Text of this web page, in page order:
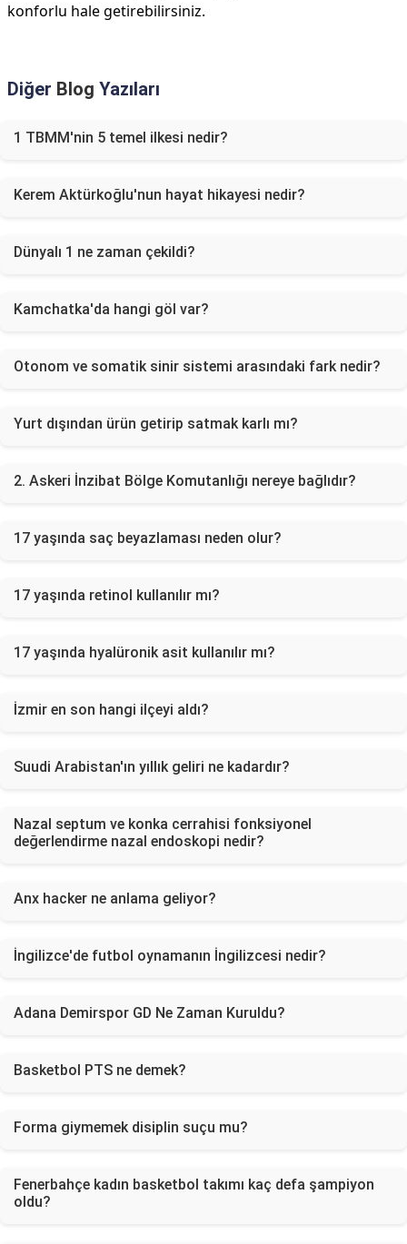
konforlu hale getirebilirsiniz.
Diğer Blog Yazıları
1 TBMM'nin 5 temel ilkesi nedir?
Kerem Aktürkoğlu'nun hayat hikayesi nedir?
Dünyalı 1 ne zaman çekildi?
Kamchatka'da hangi göl var?
Otonom ve somatik sinir sistemi arasındaki fark nedir?
Yurt dışından ürün getirip satmak karlı mı?
2. Askeri İnzibat Bölge Komutanlığı nereye bağlıdır?
17 yaşında saç beyazlaması neden olur?
17 yaşında retinol kullanılır mı?
17 yaşında hyalüronik asit kullanılır mı?
İzmir en son hangi ilçeyi aldı?
Suudi Arabistan'ın yıllık geliri ne kadardır?
Nazal septum ve konka cerrahisi fonksiyonel
değerlendirme nazal endoskopi nedir?
Anx hacker ne anlama geliyor?
İngilizce'de futbol oynamanın İngilizcesi nedir?
Adana Demirspor GD Ne Zaman Kuruldu?
Basketbol PTS ne demek?
Forma giymemek disiplin suçu mu?
Fenerbahçe kadın basketbol takımı kaç defa şampiyon
oldu?